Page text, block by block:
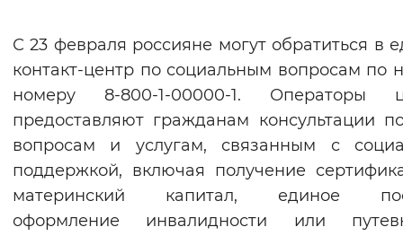
Нормальный Увеличенный
Монохромный Инверсивный
Синий фон
Изображения
С 23 февраля россияне могут обратиться в
контакт-центр по социальным вопросам по
номеру 8-800-1-00000-1. Операторы
предоставляют гражданам консультации
вопросам и услугам, связанным с
поддержкой, включая получение
материнский капитал, единое
оформление инвалидности или